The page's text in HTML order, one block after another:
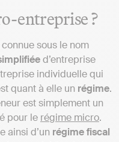
entreprise ?
sous le nom
d’entreprise
individuelle qui
quant à elle un régime.
est simplement un
pour le régime micro.
ainsi d’un régimefiscal